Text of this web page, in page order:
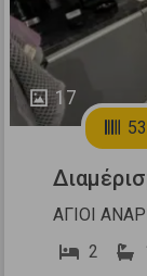
17
ΑΓΙΟΙ
2